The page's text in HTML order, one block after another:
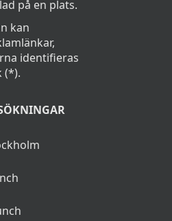
på en plats.
kan
identifieras
(*).